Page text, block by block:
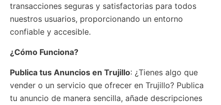
transacciones seguras y satisfactorias para todos
nuestros usuarios, proporcionando un entorno
confiable y accesible.
¿Cómo Funciona?
Publica tus Anuncios en Trujillo: ¿Tienes algo que
vender o un servicio que ofrecer en Trujillo? Publica
tu anuncio de manera sencilla, añade descripciones